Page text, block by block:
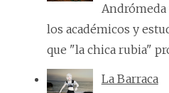
los académicos y
que "la chica rubia"
La Barraca